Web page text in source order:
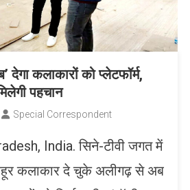
देगा कलाकारों को प्लेटफॉर्म,
पहचान
Special Correspondent
India. सिने-टीवी जगत में
कलाकार दे चुके अलीगढ़ से अब